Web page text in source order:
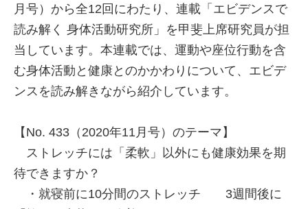
月号）から全12回にわたり、連載「エビデンスで
読み解く 身体活動研究所」を甲斐上席研究員が担
当しています。本連載では、運動や座位行動を含
む身体活動と健康とのかかわりについて、エビデ
ンスを読み解きながら紹介しています。
【No. 433（2020年11月号）のテーマ】
ストレッチには「柔軟」以外にも健康効果を期
待できますか？
・就寝前に10分間のストレッチ 3週間後に